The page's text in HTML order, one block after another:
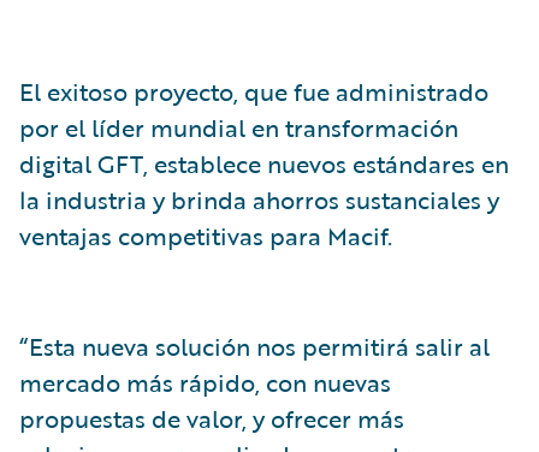
El exitoso proyecto, que fue administrado
por el líder mundial en transformación
digital GFT, establece nuevos estándares en
la industria y brinda ahorros sustanciales y
ventajas competitivas para Macif.
“Esta nueva solución nos permitirá salir al
mercado más rápido, con nuevas
propuestas de valor, y ofrecer más